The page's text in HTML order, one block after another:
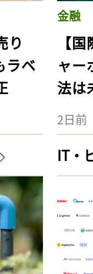
り
ラベ
金融
【
ャー
法は
2日前
IT・